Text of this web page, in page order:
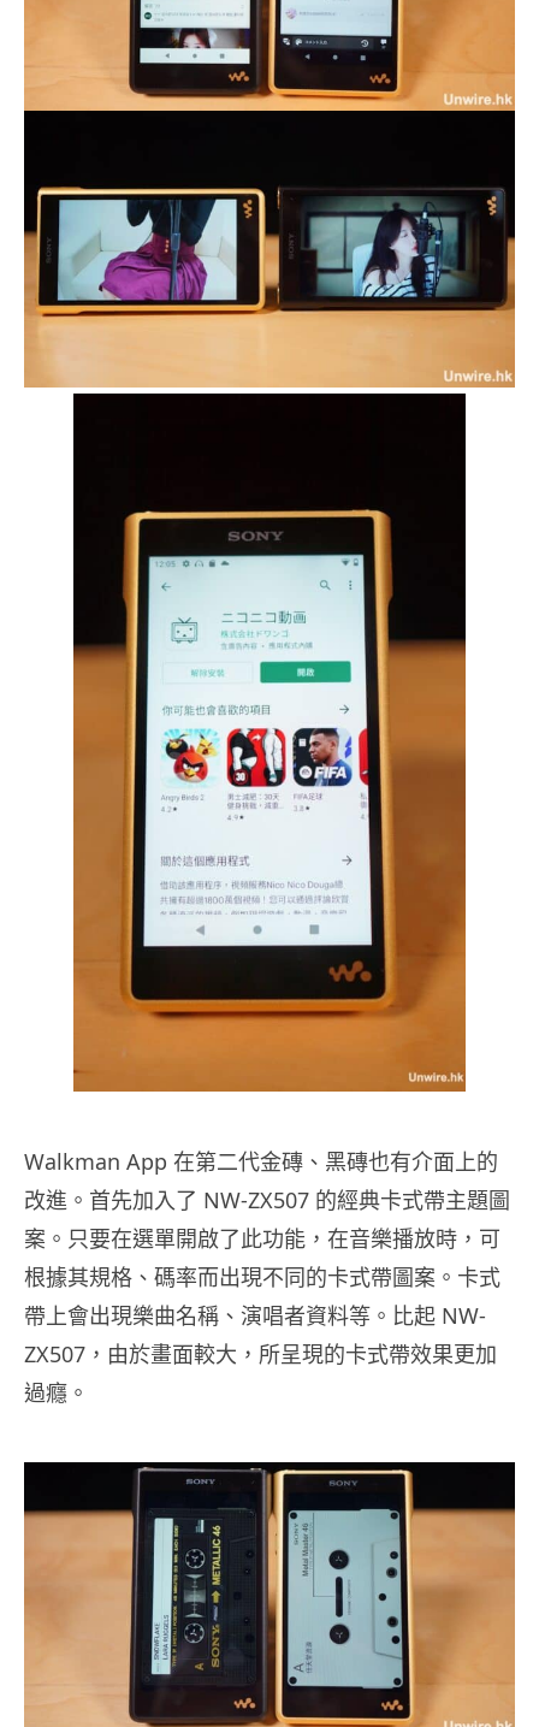
Walkman App 在第二代金磚、黑磚也有介面上的
改進。首先加入了 NW-ZX507 的經典卡式帶主題圖
案。只要在選單開啟了此功能，在音樂播放時，可
根據其規格、碼率而出現不同的卡式帶圖案。卡式
帶上會出現樂曲名稱、演唱者資料等。比起 NW-
ZX507，由於畫面較大，所呈現的卡式帶效果更加
過癮。